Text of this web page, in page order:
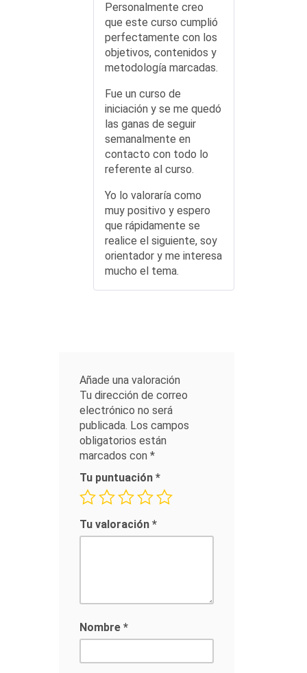
Personalmente creo
que este curso cumplió
perfectamente con los
objetivos, contenidos y
metodología marcadas.
Fue un curso de
iniciación y se me quedó
las ganas de seguir
semanalmente en
contacto con todo lo
referente al curso.
Yo lo valoraría como
muy positivo y espero
que rápidamente se
realice el siguiente, soy
orientador y me interesa
mucho el tema.
Añade una valoración
Tu dirección de correo
electrónico no será
publicada. Los campos
obligatorios están
marcados con*
Tu puntuación*
Tu valoración*
Nombre*